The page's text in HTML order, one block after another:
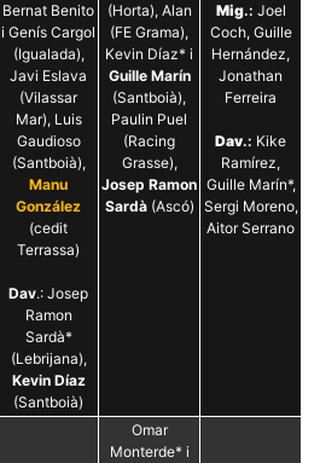
Bernat Benito
i Genís Cargol
(Igualada),
Javi Eslava
(Vilassar
Mar), Luis
Gaudioso
(Santboià),
Manu
González
(cedit
Terrassa)
Dav.: Josep
Ramon
Sardà*
(Lebrijana),
Kevin Díaz
(Santboià)
(Horta), Alan
(FE Grama),
Kevin Díaz* i
Guille Marín
(Santboià),
Paulin Puel
(Racing
Grasse),
Josep Ramon
Sardà(Ascó)
Mig.: Joel
Coch, Guille
Hernández,
Jonathan
Ferreira
Dav.: Kike
Ramírez,
Guille Marín*,
Sergi Moreno,
Aitor Serrano
Omar
Monterde* i